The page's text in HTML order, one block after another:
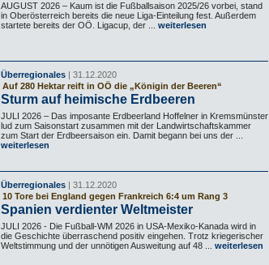
AUGUST 2026 – Kaum ist die Fußballsaison 2025/26 vorbei, stand
in Oberösterreich bereits die neue Liga-Einteilung fest. Außerdem
startete bereits der OÖ. Ligacup, der ...
weiterlesen
Überregionales | 31.12.2020
Auf 280 Hektar reift in OÖ die „Königin der Beeren“
Sturm auf heimische Erdbeeren
JULI 2026 – Das imposante Erdbeerland Hoffelner in Kremsmünster
lud zum Saisonstart zusammen mit der Landwirtschaftskammer
zum Start der Erdbeersaison ein. Damit begann bei uns der ...
weiterlesen
Überregionales | 31.12.2020
10 Tore bei England gegen Frankreich 6:4 um Rang 3
Spanien verdienter Weltmeister
JULI 2026 - Die Fußball-WM 2026 in USA-Mexiko-Kanada wird in
die Geschichte überraschend positiv eingehen. Trotz kriegerischer
Weltstimmung und der unnötigen Ausweitung auf 48 ...
weiterlesen